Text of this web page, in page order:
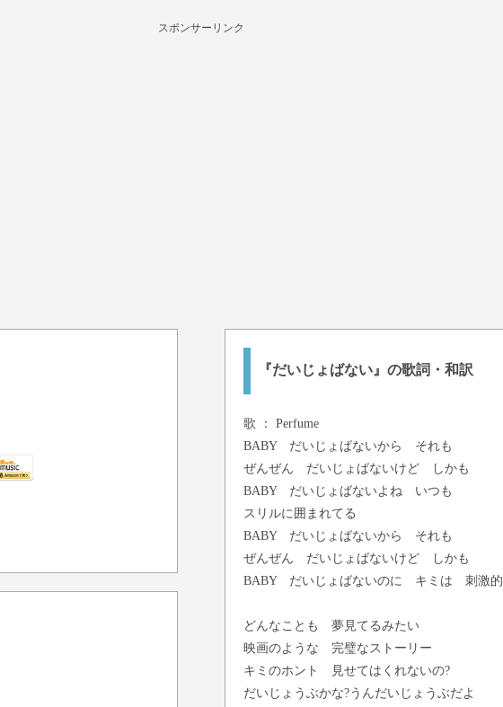
スポンサーリンク
『だいじょばない』の歌詞・和訳
歌 ： Perfume
BABY だいじょばないから それも
ぜんぜん だいじょばないけど しかも
BABY だいじょばないよね いつも
スリルに囲まれてる
BABY だいじょばないから それも
ぜんぜん だいじょばないけど しかも
BABY だいじょばないのに キミは 刺激的
どんなことも 夢見てるみたい
映画のような 完璧なストーリー
キミのホント 見せてはくれないの?
だいじょうぶかな?うんだいじょうぶだよ